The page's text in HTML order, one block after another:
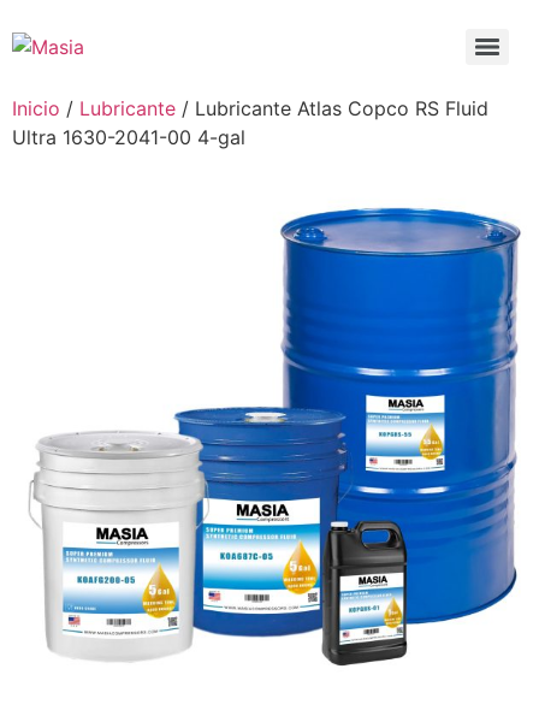
Inicio / Lubricante / Lubricante Atlas Copco RS Fluid
Ultra 1630-2041-00 4-gal